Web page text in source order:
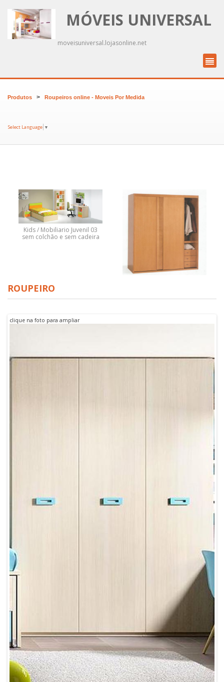
MÓVEIS UNIVERSAL
moveisuniversal.lojasonline.net
Produtos > Roupeiros online - Moveis Por Medida
Select Language ▼
Kids / Mobiliario Juvenil 03
sem colchão e sem cadeira
ROUPEIRO
clique na foto para ampliar